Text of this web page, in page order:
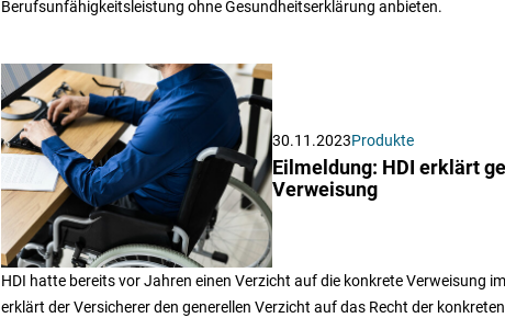
Berufsunfähigkeitsleistung ohne Gesundheitserklärung anbieten.
30.11.2023Produkte
Eilmeldung: HDI erklärt
Verweisung
HDI hatte bereits vor Jahren einen Verzicht auf die konkrete Verweisung
erklärt der Versicherer den generellen Verzicht auf das Recht der